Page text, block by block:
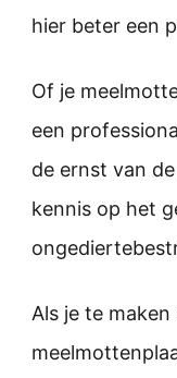
hier beter een
Of je
een
de ernst van
kennis op het
Als je te